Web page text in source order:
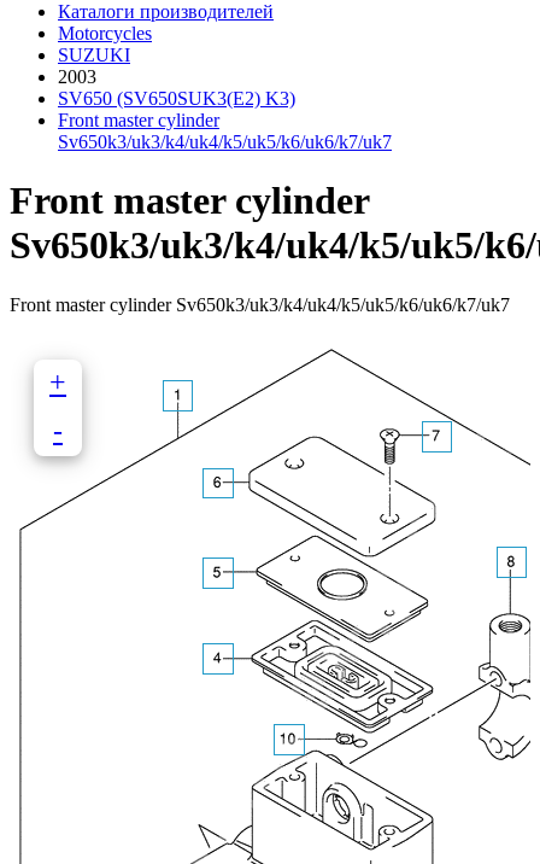
Каталоги производителей
Motorcycles
SUZUKI
2003
SV650 (SV650SUK3(E2) K3)
Front master cylinder
Sv650k3/uk3/k4/uk4/k5/uk5/k6/uk6/k7/uk7
Front master cylinder
Sv650k3/uk3/k4/uk4/k5/uk5/
Front master cylinder Sv650k3/uk3/k4/uk4/k5/uk5/k6/uk6/k7/uk7
+
-